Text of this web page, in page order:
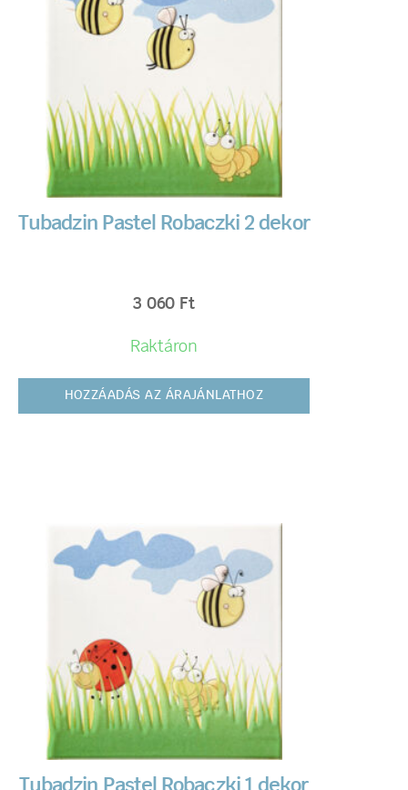
Tubadzin Pastel Robaczki 2 dekor
3 060 Ft
Raktáron
HOZZÁADÁS AZ ÁRAJÁNLATHOZ
Tubadzin Pastel Robaczki 1 dekor